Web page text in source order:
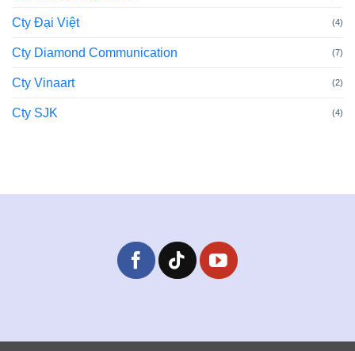
Cty Đại Việt (4)
Cty Diamond Communication (7)
Cty Vinaart (2)
Cty SJK (4)